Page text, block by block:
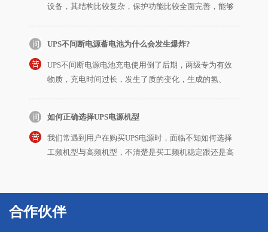
解决几乎所有电力存在的问题。最显著的特点就是能够
物质，充电时间过长，发生了质的变化，生成的氢、
氧，当这些化学物质暴露在空气当中，浓度一旦过高，
工频机型与高频机型，不清楚是买工频机稳定跟还是高
频机划算，或多或少存在着一些困惑。那么重庆ups不间
件也会不断更新，以修复已知的漏洞、改进性能和增加
合作伙伴